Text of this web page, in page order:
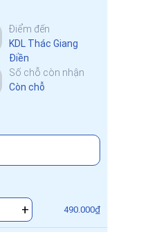
Điểm đến
KDL Thác Giang
Điền
Số chỗ còn nhận
Còn chỗ
+ 490.000₫